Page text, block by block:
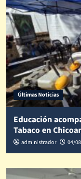
Últimas Noticias
Educación
Tabaco en
administrador 04/